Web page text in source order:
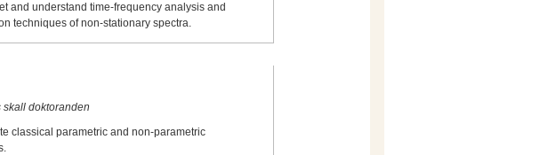
and understand time-frequency analysis and
techniques of non-stationary spectra.
skall doktoranden
classical parametric and non-parametric